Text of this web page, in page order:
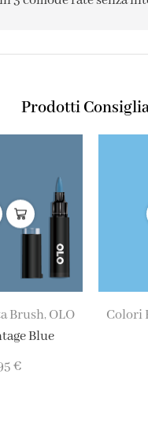
Prodotti
Brush, OLO
Blue
€
Colori